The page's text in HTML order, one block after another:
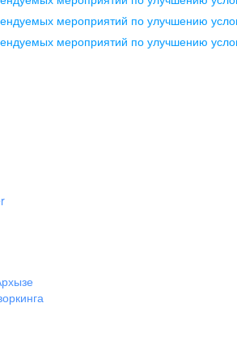
мероприятий по улучшению
мероприятий по улучшению